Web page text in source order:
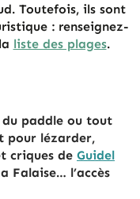
Toutefois, ils sont
: renseignez-
liste des plages.
paddle ou tout
pour lézarder,
criques de Guidel
Falaise… l’accès